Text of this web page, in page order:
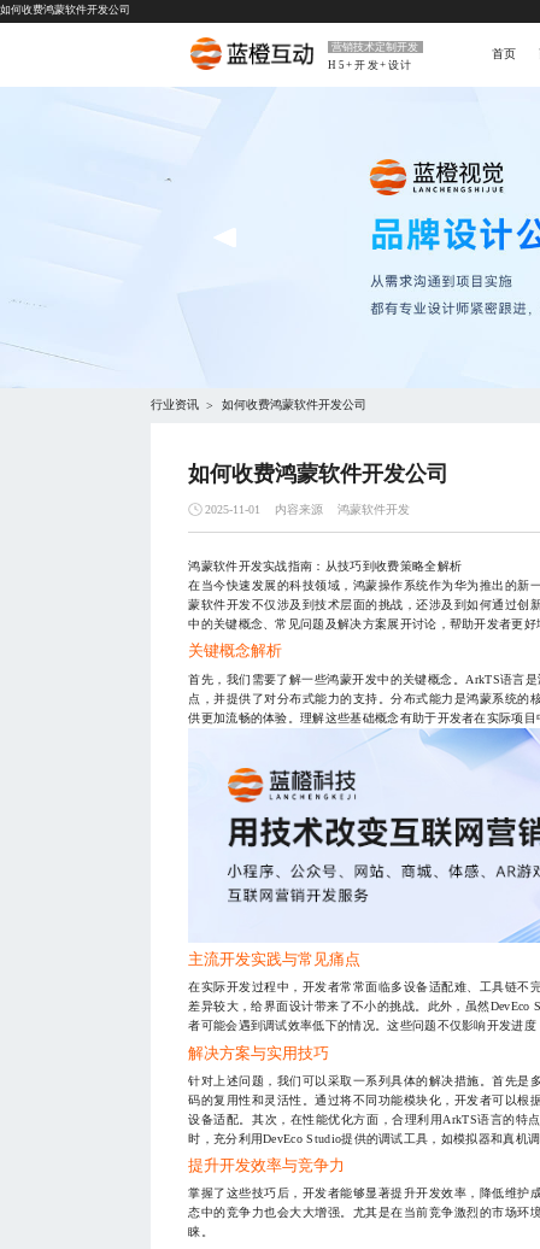
如何收费鸿蒙软件开发公司
营销技术定制开发
H5+开发+设计
首页
行业资讯 > 如何收费鸿蒙软件开发公司
如何收费鸿蒙软件开发公司
2025-11-01 内容来源 鸿蒙软件开发
鸿蒙软件开发实战指南：从技巧到收费策略全解析
在当今快速发展的科技领域，鸿蒙操作系统作为华为推出的新
蒙软件开发不仅涉及到技术层面的挑战，还涉及到如何通过创
中的关键概念、常见问题及解决方案展开讨论，帮助开发者更
关键概念解析
首先，我们需要了解一些鸿蒙开发中的关键概念。ArkTS语言
点，并提供了对分布式能力的支持。分布式能力是鸿蒙系统的
供更加流畅的体验。理解这些基础概念有助于开发者在实际项
主流开发实践与常见痛点
在实际开发过程中，开发者常常面临多设备适配难、工具链不
差异较大，给界面设计带来了不小的挑战。此外，虽然
者可能会遇到调试效率低下的情况。这些问题不仅影响开发进
解决方案与实用技巧
针对上述问题，我们可以采取一系列具体的解决措施。首先是
码的复用性和灵活性。通过将不同功能模块化，开发者可以根
设备适配。其次，在性能优化方面，合理利用ArkTS语言的特
时，充分利用DevEco Studio提供的调试工具，如模拟器和真机
提升开发效率与竞争力
掌握了这些技巧后，开发者能够显著提升开发效率，降低维护
态中的竞争力也会大大增强。尤其是在当前竞争激烈的市场环
睐。